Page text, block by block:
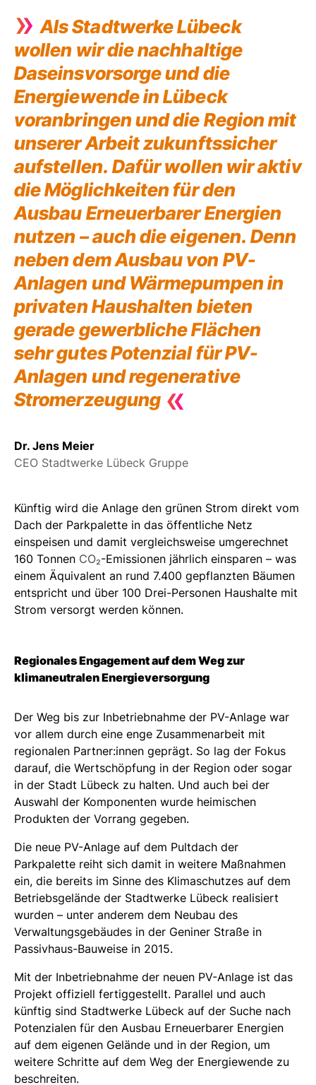
» Als Stadtwerke Lübeck
wollen wir die nachhaltige
Daseinsvorsorge und die
Energiewende in Lübeck
voranbringen und die Region mit
unserer Arbeit zukunftssicher
aufstellen. Dafür wollen wir aktiv
die Möglichkeiten für den
Ausbau Erneuerbarer Energien
nutzen – auch die eigenen. Denn
neben dem Ausbau von PV-
Anlagen und Wärmepumpen in
privaten Haushalten bieten
gerade gewerbliche Flächen
sehr gutes Potenzial für PV-
Anlagen und regenerative
Stromerzeugung «
Dr. Jens Meier
CEO Stadtwerke Lübeck Gruppe
Künftig wird die Anlage den grünen Strom direkt vom
Dach der Parkpalette in das öffentliche Netz
einspeisen und damit vergleichsweise umgerechnet
160 Tonnen CO₂-Emissionen jährlich einsparen – was
einem Äquivalent an rund 7.400 gepflanzten Bäumen
entspricht und über 100 Drei-Personen Haushalte mit
Strom versorgt werden können.
Regionales Engagement auf dem Weg zur
klimaneutralen Energieversorgung
Der Weg bis zur Inbetriebnahme der PV-Anlage war
vor allem durch eine enge Zusammenarbeit mit
regionalen Partner:innen geprägt. So lag der Fokus
darauf, die Wertschöpfung in der Region oder sogar
in der Stadt Lübeck zu halten. Und auch bei der
Auswahl der Komponenten wurde heimischen
Produkten der Vorrang gegeben.
Die neue PV-Anlage auf dem Pultdach der
Parkpalette reiht sich damit in weitere Maßnahmen
ein, die bereits im Sinne des Klimaschutzes auf dem
Betriebsgelände der Stadtwerke Lübeck realisiert
wurden – unter anderem dem Neubau des
Verwaltungsgebäudes in der Geniner Straße in
Passivhaus-Bauweise in 2015.
Mit der Inbetriebnahme der neuen PV-Anlage ist das
Projekt offiziell fertiggestellt. Parallel und auch
künftig sind Stadtwerke Lübeck auf der Suche nach
Potenzialen für den Ausbau Erneuerbarer Energien
auf dem eigenen Gelände und in der Region, um
weitere Schritte auf dem Weg der Energiewende zu
beschreiten.